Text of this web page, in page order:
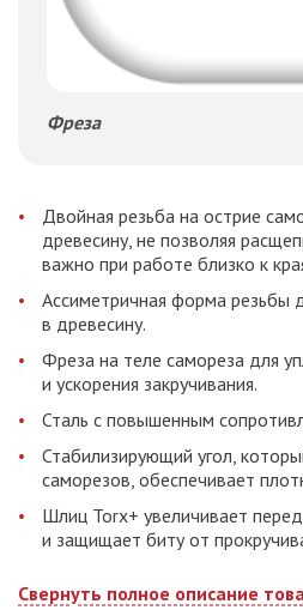
Фреза
Двойная резьба на острие
древесину, не позволяя
важно при работе близко к
Ассиметричная форма резьбы
в древесину.
Фреза на теле самореза для
и ускорения закручивания.
Сталь с повышенным
Стабилизирующий угол,
саморезов, обеспечивает
Шлиц Torx+ увеличивает
и защищает биту от
Свернуть полное описание